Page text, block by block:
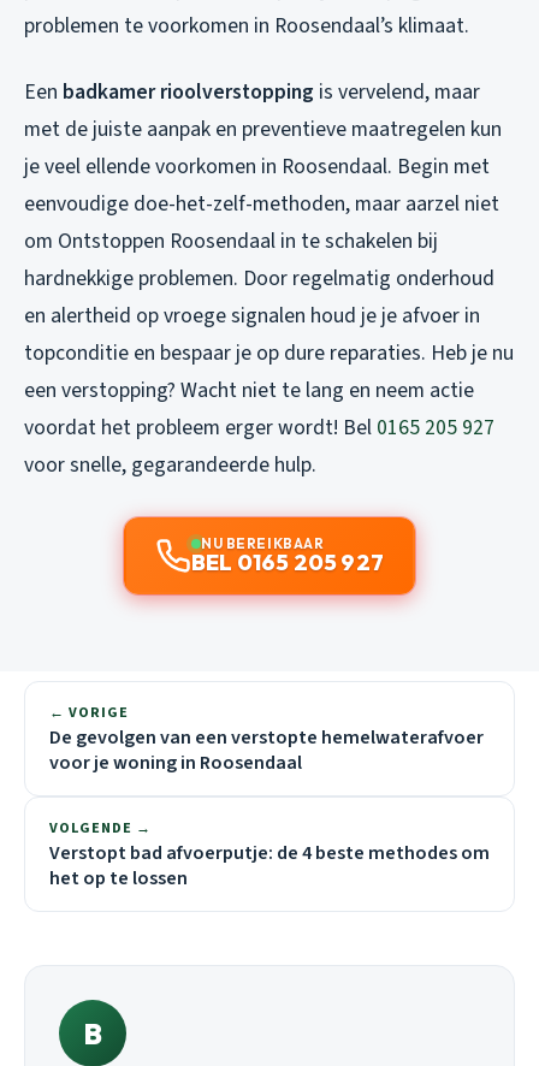
problemen te voorkomen in Roosendaal’s klimaat.
Een badkamer rioolverstopping is vervelend, maar
met de juiste aanpak en preventieve maatregelen kun
je veel ellende voorkomen in Roosendaal. Begin met
eenvoudige doe-het-zelf-methoden, maar aarzel niet
om Ontstoppen Roosendaal in te schakelen bij
hardnekkige problemen. Door regelmatig onderhoud
en alertheid op vroege signalen houd je je afvoer in
topconditie en bespaar je op dure reparaties. Heb je nu
een verstopping? Wacht niet te lang en neem actie
voordat het probleem erger wordt! Bel 0165 205 927
voor snelle, gegarandeerde hulp.
NU BEREIKBAAR
BEL 0165 205 927
← VORIGE
De gevolgen van een verstopte hemelwaterafvoer
voor je woning in Roosendaal
VOLGENDE →
Verstopt bad afvoerputje: de 4 beste methodes om
het op te lossen
B